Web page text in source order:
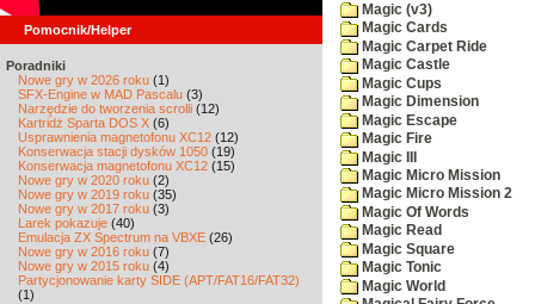
Pomocnik/Helper
Poradniki
Nowe gry w 2026 roku (1)
SFX-Engine w MAD Pascalu (3)
Narzędzie do tworzenia scrolli (12)
Kartridż Sparta DOS X (6)
Usprawnienia magnetofonu XC12 (12)
Konserwacja stacji dysków 1050 (19)
Konserwacja magnetofonu XC12 (15)
Nowe gry w 2020 roku (2)
Nowe gry w 2019 roku (35)
Nowe gry w 2017 roku (3)
Larek pokazuje (40)
Emulacja ZX Spectrum na VBXE (26)
Nowe gry w 2016 roku (7)
Nowe gry w 2015 roku (4)
Partycjonowanie karty SIDE (APT/FAT16/FAT32)
(1)
Magic (v3)
Magic Cards
Magic Carpet Ride
Magic Castle
Magic Cups
Magic Dimension
Magic Escape
Magic Fire
Magic III
Magic Micro Mission
Magic Micro Mission 2
Magic Of Words
Magic Read
Magic Square
Magic Tonic
Magic World